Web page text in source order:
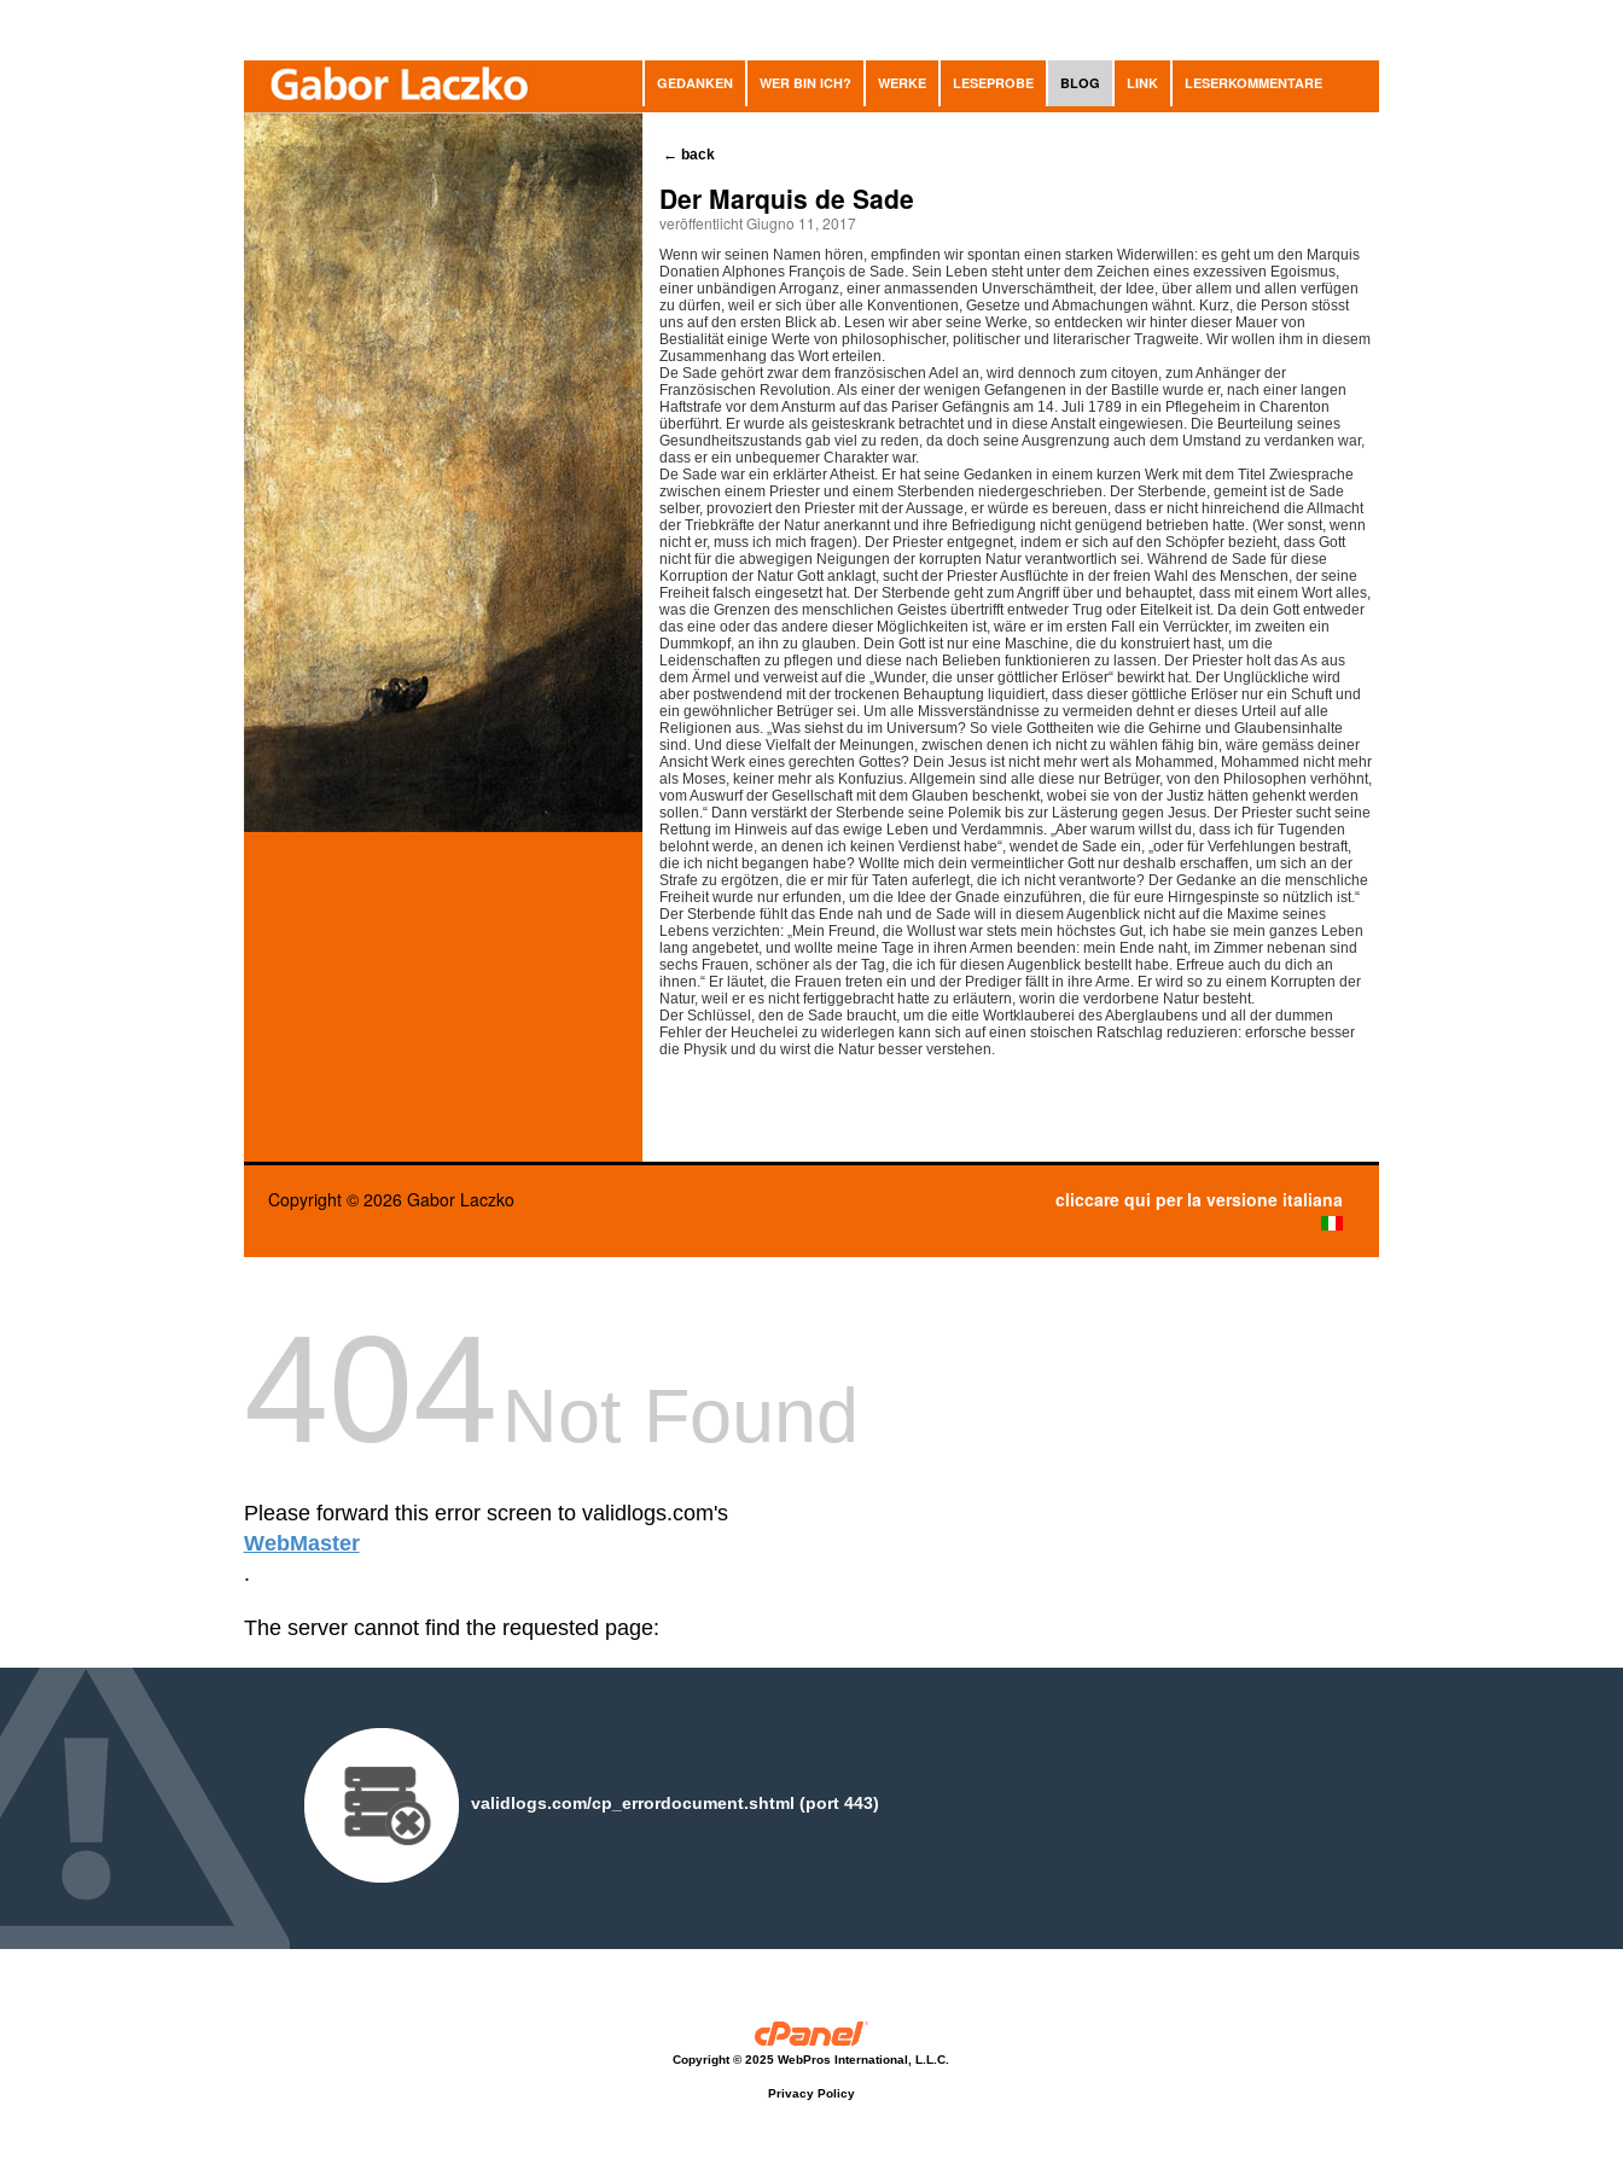
GEDANKEN WER BIN ICH? WERKE LESEPROBE BLOG LINK LESERKOMMENTARE
← back
Der Marquis de Sade
veröffentlicht Giugno 11, 2017
Wenn wir seinen Namen hören, empfinden wir spontan einen starken Widerwillen: es geht um den Marquis
Donatien Alphones François de Sade. Sein Leben steht unter dem Zeichen eines exzessiven Egoismus,
einer unbändigen Arroganz, einer anmassenden Unverschämtheit, der Idee, über allem und allen verfügen
zu dürfen, weil er sich über alle Konventionen, Gesetze und Abmachungen wähnt. Kurz, die Person stösst
uns auf den ersten Blick ab. Lesen wir aber seine Werke, so entdecken wir hinter dieser Mauer von
Bestialität einige Werte von philosophischer, politischer und literarischer Tragweite. Wir wollen ihm in diesem
Zusammenhang das Wort erteilen.
De Sade gehört zwar dem französischen Adel an, wird dennoch zum citoyen, zum Anhänger der
Französischen Revolution. Als einer der wenigen Gefangenen in der Bastille wurde er, nach einer langen
Haftstrafe vor dem Ansturm auf das Pariser Gefängnis am 14. Juli 1789 in ein Pflegeheim in Charenton
überführt. Er wurde als geisteskrank betrachtet und in diese Anstalt eingewiesen. Die Beurteilung seines
Gesundheitszustands gab viel zu reden, da doch seine Ausgrenzung auch dem Umstand zu verdanken war,
dass er ein unbequemer Charakter war.
De Sade war ein erklärter Atheist. Er hat seine Gedanken in einem kurzen Werk mit dem Titel Zwiesprache
zwischen einem Priester und einem Sterbenden niedergeschrieben. Der Sterbende, gemeint ist de Sade
selber, provoziert den Priester mit der Aussage, er würde es bereuen, dass er nicht hinreichend die Allmacht
der Triebkräfte der Natur anerkannt und ihre Befriedigung nicht genügend betrieben hatte. (Wer sonst, wenn
nicht er, muss ich mich fragen). Der Priester entgegnet, indem er sich auf den Schöpfer bezieht, dass Gott
nicht für die abwegigen Neigungen der korrupten Natur verantwortlich sei. Während de Sade für diese
Korruption der Natur Gott anklagt, sucht der Priester Ausflüchte in der freien Wahl des Menschen, der seine
Freiheit falsch eingesetzt hat. Der Sterbende geht zum Angriff über und behauptet, dass mit einem Wort alles,
was die Grenzen des menschlichen Geistes übertrifft entweder Trug oder Eitelkeit ist. Da dein Gott entweder
das eine oder das andere dieser Möglichkeiten ist, wäre er im ersten Fall ein Verrückter, im zweiten ein
Dummkopf, an ihn zu glauben. Dein Gott ist nur eine Maschine, die du konstruiert hast, um die
Leidenschaften zu pflegen und diese nach Belieben funktionieren zu lassen. Der Priester holt das As aus
dem Ärmel und verweist auf die „Wunder, die unser göttlicher Erlöser“ bewirkt hat. Der Unglückliche wird
aber postwendend mit der trockenen Behauptung liquidiert, dass dieser göttliche Erlöser nur ein Schuft und
ein gewöhnlicher Betrüger sei. Um alle Missverständnisse zu vermeiden dehnt er dieses Urteil auf alle
Religionen aus. „Was siehst du im Universum? So viele Gottheiten wie die Gehirne und Glaubensinhalte
sind. Und diese Vielfalt der Meinungen, zwischen denen ich nicht zu wählen fähig bin, wäre gemäss deiner
Ansicht Werk eines gerechten Gottes? Dein Jesus ist nicht mehr wert als Mohammed, Mohammed nicht mehr
als Moses, keiner mehr als Konfuzius. Allgemein sind alle diese nur Betrüger, von den Philosophen verhöhnt,
vom Auswurf der Gesellschaft mit dem Glauben beschenkt, wobei sie von der Justiz hätten gehenkt werden
sollen.“ Dann verstärkt der Sterbende seine Polemik bis zur Lästerung gegen Jesus. Der Priester sucht seine
Rettung im Hinweis auf das ewige Leben und Verdammnis. „Aber warum willst du, dass ich für Tugenden
belohnt werde, an denen ich keinen Verdienst habe“, wendet de Sade ein, „oder für Verfehlungen bestraft,
die ich nicht begangen habe? Wollte mich dein vermeintlicher Gott nur deshalb erschaffen, um sich an der
Strafe zu ergötzen, die er mir für Taten auferlegt, die ich nicht verantworte? Der Gedanke an die menschliche
Freiheit wurde nur erfunden, um die Idee der Gnade einzuführen, die für eure Hirngespinste so nützlich ist.“
Der Sterbende fühlt das Ende nah und de Sade will in diesem Augenblick nicht auf die Maxime seines
Lebens verzichten: „Mein Freund, die Wollust war stets mein höchstes Gut, ich habe sie mein ganzes Leben
lang angebetet, und wollte meine Tage in ihren Armen beenden: mein Ende naht, im Zimmer nebenan sind
sechs Frauen, schöner als der Tag, die ich für diesen Augenblick bestellt habe. Erfreue auch du dich an
ihnen.“ Er läutet, die Frauen treten ein und der Prediger fällt in ihre Arme. Er wird so zu einem Korrupten der
Natur, weil er es nicht fertiggebracht hatte zu erläutern, worin die verdorbene Natur besteht.
Der Schlüssel, den de Sade braucht, um die eitle Wortklauberei des Aberglaubens und all der dummen
Fehler der Heuchelei zu widerlegen kann sich auf einen stoischen Ratschlag reduzieren: erforsche besser
die Physik und du wirst die Natur besser verstehen.
Copyright © 2026 Gabor Laczko cliccare qui per la versione italiana
404Not Found
Please forward this error screen to validlogs.com's
WebMaster
.
The server cannot find the requested page:
validlogs.com/cp_errordocument.shtml (port 443)
Copyright © 2025 WebPros International, L.L.C.
Privacy Policy